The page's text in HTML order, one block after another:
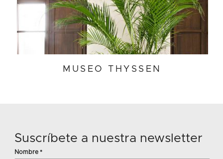
MUSEO THYSSEN
Suscríbete a nuestra newsletter
Nombre *